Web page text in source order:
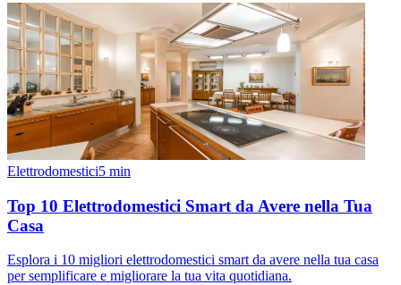
Elettrodomestici5 min
Top 10 Elettrodomestici Smart da Avere nella Tua
Casa
Esplora i 10 migliori elettrodomestici smart da avere nella tua casa
per semplificare e migliorare la tua vita quotidiana.